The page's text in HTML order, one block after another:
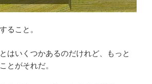
ること。
はいくつかあるのだけれど、もっと
とがそれだ。